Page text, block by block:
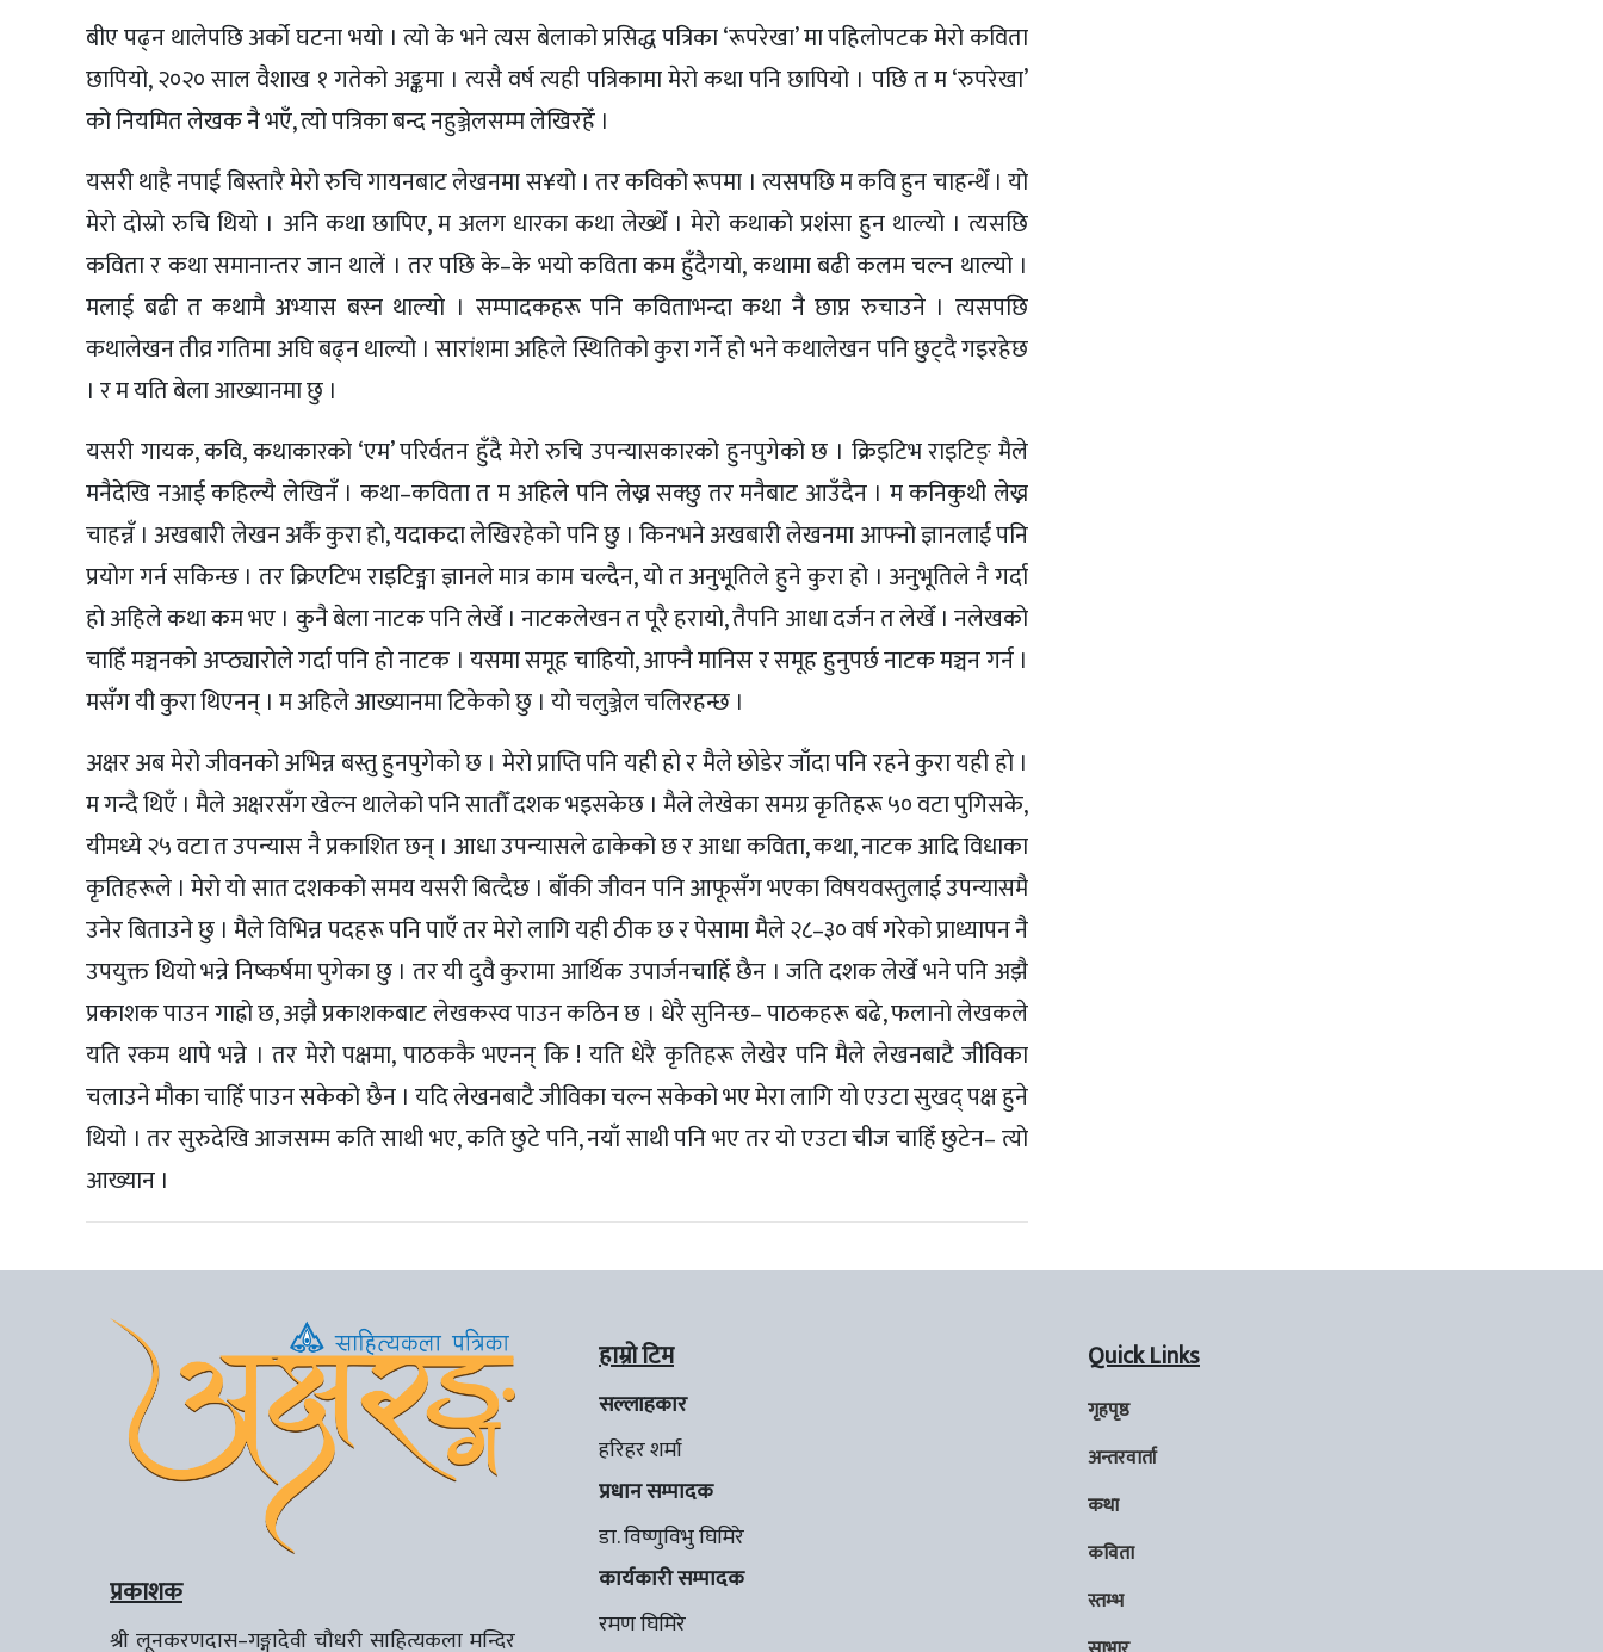
बीए पढ्न थालेपछि अर्को घटना भयो । त्यो के भने त्यस बेलाको प्रसिद्ध पत्रिका ‘रूपरेखा’ मा पहिलोपटक मेरो कविता
छापियो, २०२० साल वैशाख १ गतेको अङ्कमा । त्यसै वर्ष त्यही पत्रिकामा मेरो कथा पनि छापियो । पछि त म ‘रुपरेखा’
को नियमित लेखक नै भएँ, त्यो पत्रिका बन्द नहुञ्जेलसम्म लेखिरहेँ ।
यसरी थाहै नपाई बिस्तारै मेरो रुचि गायनबाट लेखनमा स¥यो । तर कविको रूपमा । त्यसपछि म कवि हुन चाहन्थेँ । यो
मेरो दोस्रो रुचि थियो । अनि कथा छापिए, म अलग धारका कथा लेख्थेँ । मेरो कथाको प्रशंसा हुन थाल्यो । त्यसछि
कविता र कथा समानान्तर जान थालें । तर पछि के–के भयो कविता कम हुँदैगयो, कथामा बढी कलम चल्न थाल्यो ।
मलाई बढी त कथामै अभ्यास बस्न थाल्यो । सम्पादकहरू पनि कविताभन्दा कथा नै छाप्न रुचाउने । त्यसपछि
कथालेखन तीव्र गतिमा अघि बढ्न थाल्यो । सारांशमा अहिले स्थितिको कुरा गर्ने हो भने कथालेखन पनि छुट्दै गइरहेछ
। र म यति बेला आख्यानमा छु ।
यसरी गायक, कवि, कथाकारको ‘एम’ परिर्वतन हुँदै मेरो रुचि उपन्यासकारको हुनपुगेको छ । क्रिइटिभ राइटिङ् मैले
मनैदेखि नआई कहिल्यै लेखिनँ । कथा–कविता त म अहिले पनि लेख्न सक्छु तर मनैबाट आउँदैन । म कनिकुथी लेख्न
चाहन्नँ । अखबारी लेखन अर्कै कुरा हो, यदाकदा लेखिरहेको पनि छु । किनभने अखबारी लेखनमा आफ्नो ज्ञानलाई पनि
प्रयोग गर्न सकिन्छ । तर क्रिएटिभ राइटिङ्मा ज्ञानले मात्र काम चल्दैन, यो त अनुभूतिले हुने कुरा हो । अनुभूतिले नै गर्दा
हो अहिले कथा कम भए । कुनै बेला नाटक पनि लेखेँ । नाटकलेखन त पूरै हरायो, तैपनि आधा दर्जन त लेखेँ । नलेखको
चाहिँ मञ्चनको अप्ठ्यारोले गर्दा पनि हो नाटक । यसमा समूह चाहियो, आफ्नै मानिस र समूह हुनुपर्छ नाटक मञ्चन गर्न ।
मसँग यी कुरा थिएनन् । म अहिले आख्यानमा टिकेको छु । यो चलुञ्जेल चलिरहन्छ ।
अक्षर अब मेरो जीवनको अभिन्न बस्तु हुनपुगेको छ । मेरो प्राप्ति पनि यही हो र मैले छोडेर जाँदा पनि रहने कुरा यही हो ।
म गन्दै थिएँ । मैले अक्षरसँग खेल्न थालेको पनि सातौँ दशक भइसकेछ । मैले लेखेका समग्र कृतिहरू ५० वटा पुगिसके,
यीमध्ये २५ वटा त उपन्यास नै प्रकाशित छन् । आधा उपन्यासले ढाकेको छ र आधा कविता, कथा, नाटक आदि विधाका
कृतिहरूले । मेरो यो सात दशकको समय यसरी बित्दैछ । बाँकी जीवन पनि आफूसँग भएका विषयवस्तुलाई उपन्यासमै
उनेर बिताउने छु । मैले विभिन्न पदहरू पनि पाएँ तर मेरो लागि यही ठीक छ र पेसामा मैले २८–३० वर्ष गरेको प्राध्यापन नै
उपयुक्त थियो भन्ने निष्कर्षमा पुगेका छु । तर यी दुवै कुरामा आर्थिक उपार्जनचाहिँ छैन । जति दशक लेखेँ भने पनि अझै
प्रकाशक पाउन गाह्रो छ, अझै प्रकाशकबाट लेखकस्व पाउन कठिन छ । धेरै सुनिन्छ– पाठकहरू बढे, फलानो लेखकले
यति रकम थापे भन्ने । तर मेरो पक्षमा, पाठककै भएनन् कि ! यति धेरै कृतिहरू लेखेर पनि मैले लेखनबाटै जीविका
चलाउने मौका चाहिँ पाउन सकेको छैन । यदि लेखनबाटै जीविका चल्न सकेको भए मेरा लागि यो एउटा सुखद् पक्ष हुने
थियो । तर सुरुदेखि आजसम्म कति साथी भए, कति छुटे पनि, नयाँ साथी पनि भए तर यो एउटा चीज चाहिँ छुटेन– त्यो
आख्यान ।
प्रकाशक
श्री लूनकरणदास–गङ्गादेवी चौधरी साहित्यकला मन्दिर
हाम्रो टिम
सल्लाहकार
हरिहर शर्मा
प्रधान सम्पादक
डा. विष्णुविभु घिमिरे
कार्यकारी सम्पादक
रमण घिमिरे
Quick Links
गृहपृष्ठ
अन्तरवार्ता
कथा
कविता
स्तम्भ